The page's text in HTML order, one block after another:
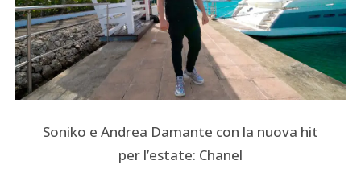
Soniko e Andrea Damante con la nuova hit
per l’estate: Chanel